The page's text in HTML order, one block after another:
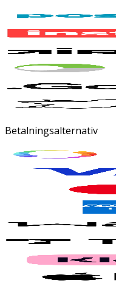
Betalningsalternativ